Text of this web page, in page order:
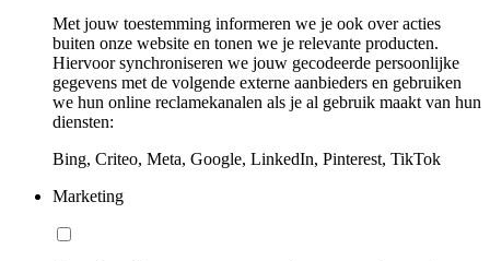
Met jouw toestemming informeren we je ook over acties
buiten onze website en tonen we je relevante producten.
Hiervoor synchroniseren we jouw gecodeerde persoonlijke
gegevens met de volgende externe aanbieders en gebruiken
we hun online reclamekanalen als je al gebruik maakt van hun
diensten:
Bing, Criteo, Meta, Google, LinkedIn, Pinterest, TikTok
Marketing